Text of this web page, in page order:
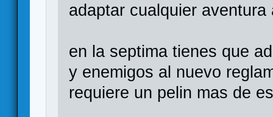
adaptar cualquier
en la septima tienes que
y enemigos al nuevo
requiere un pelin mas de